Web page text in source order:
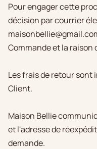
Pour engager cette
décision par courrier
Commande et la raison
Les frais de retour sont
Client.
Maison Bellie
et l'adresse de
demande.